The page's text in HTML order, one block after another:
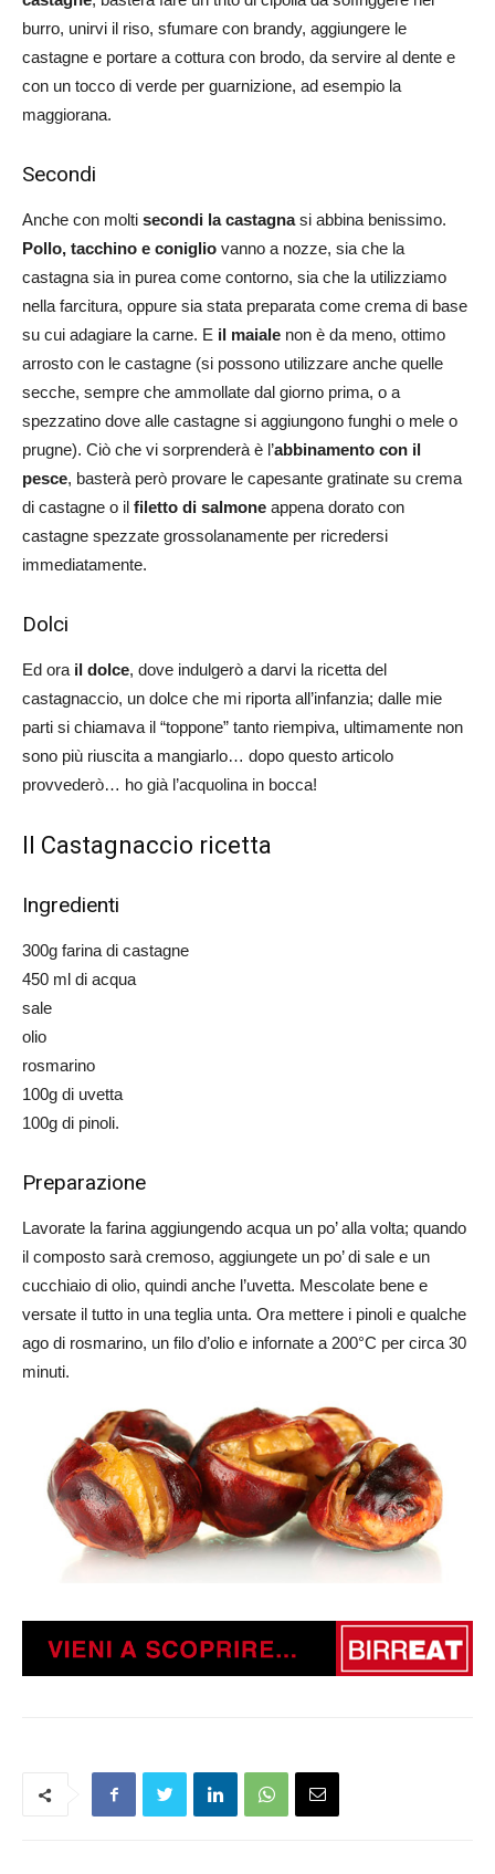
burro, unirvi il riso, sfumare con brandy, aggiungere le
castagne e portare a cottura con brodo, da servire al dente e
con un tocco di verde per guarnizione, ad esempio la
maggiorana.
Secondi
Anche con molti secondi la castagnasi abbina benissimo.
Pollo, tacchino e coniglio vanno a nozze, sia che la
castagna sia in purea come contorno, sia che la utilizziamo
nella farcitura, oppure sia stata preparata come crema di base
su cui adagiare la carne. E il maiale non è da meno, ottimo
arrosto con le castagne (si possono utilizzare anche quelle
secche, sempre che ammollate dal giorno prima, o a
spezzatino dove alle castagne si aggiungono funghi o mele o
prugne). Ciò che vi sorprenderà è l’abbinamento con il
pesce, basterà però provare le capesante gratinate su crema
di castagne o il filetto di salmone appena dorato con
castagne spezzate grossolanamente per ricredersi
immediatamente.
Dolci
Ed ora il dolce, dove indulgerò a darvi la ricetta del
castagnaccio, un dolce che mi riporta all’infanzia; dalle mie
parti si chiamava il “toppone” tanto riempiva, ultimamente non
sono più riuscita a mangiarlo… dopo questo articolo
provvederò… ho già l’acquolina in bocca!
Il Castagnaccio ricetta
Ingredienti
300g farina di castagne
450 ml di acqua
sale
olio
rosmarino
100g di uvetta
100g di pinoli.
Preparazione
Lavorate la farina aggiungendo acqua un po’ alla volta; quando
il composto sarà cremoso, aggiungete un po’ di sale e un
cucchiaio di olio, quindi anche l’uvetta. Mescolate bene e
versate il tutto in una teglia unta. Ora mettere i pinoli e qualche
ago di rosmarino, un filo d’olio e infornate a 200°C per circa 30
minuti.